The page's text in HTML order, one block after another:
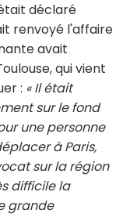
déclaré
renvoyé l'affaire
avait
qui vient
: « Il était
sur le fond
une personne
à Paris,
sur la région
difficile la
grande